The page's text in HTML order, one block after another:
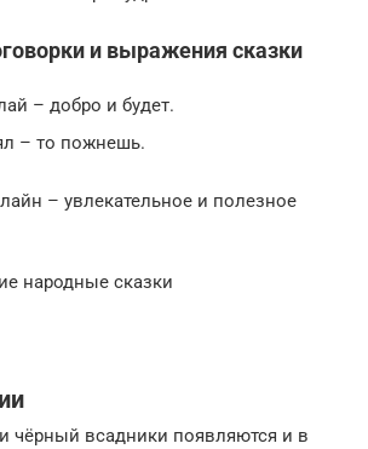
и выражения сказки
– добро и будет.
– то пожнешь.
– увлекательное и полезное
народные сказки
чёрный всадники появляются и в